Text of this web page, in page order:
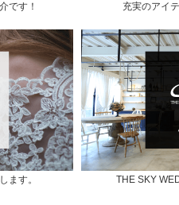
です！ 充実のアイ
ます。 THE SKY